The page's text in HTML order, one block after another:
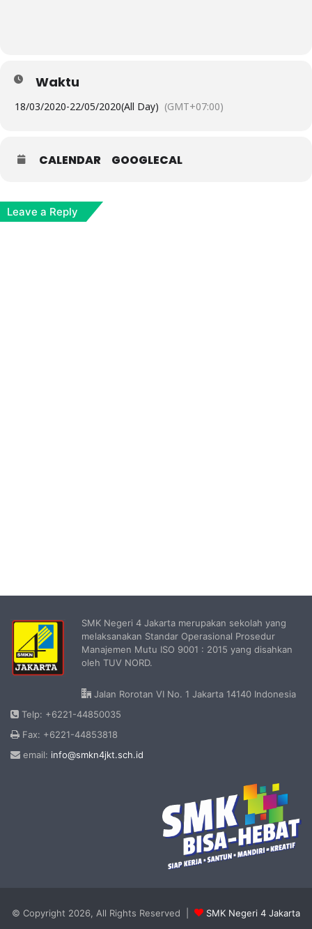
Waktu
18/03/2020-22/05/2020(All Day) (GMT+07:00)
CALENDAR GOOGLECAL
Leave a Reply
SMK Negeri 4 Jakarta merupakan sekolah yang
melaksanakan Standar Operasional Prosedur
Manajemen Mutu ISO 9001 : 2015 yang disahkan
oleh TUV NORD.
Jalan Rorotan VI No. 1 Jakarta 14140 Indonesia
Telp: +6221-44850035
Fax: +6221-44853818
email: info@smkn4jkt.sch.id
© Copyright 2026, All Rights Reserved | SMK Negeri 4 Jakarta